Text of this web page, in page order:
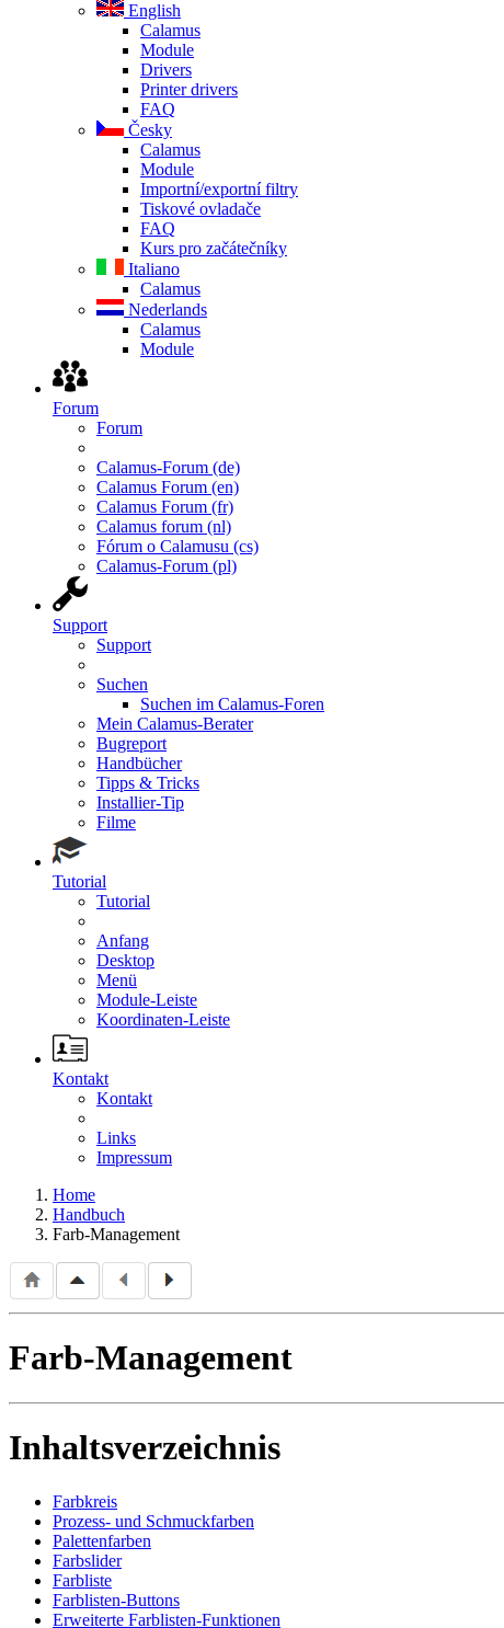
English
Calamus
Module
Drivers
Printer drivers
FAQ
Česky
Calamus
Module
Importní/exportní filtry
Tiskové ovladače
FAQ
Kurs pro začátečníky
Italiano
Calamus
Nederlands
Calamus
Module
Forum
Forum
Calamus-Forum (de)
Calamus Forum (en)
Calamus Forum (fr)
Calamus forum (nl)
Fórum o Calamusu (cs)
Calamus-Forum (pl)
Support
Support
Suchen
Suchen im Calamus-Foren
Mein Calamus-Berater
Bugreport
Handbücher
Tipps & Tricks
Installier-Tip
Filme
Tutorial
Tutorial
Anfang
Desktop
Menü
Module-Leiste
Koordinaten-Leiste
Kontakt
Kontakt
Links
Impressum
Home
Handbuch
Farb-Management
Farb-Management
Inhaltsverzeichnis
Farbkreis
Prozess- und Schmuckfarben
Palettenfarben
Farbslider
Farbliste
Farblisten-Buttons
Erweiterte Farblisten-Funktionen